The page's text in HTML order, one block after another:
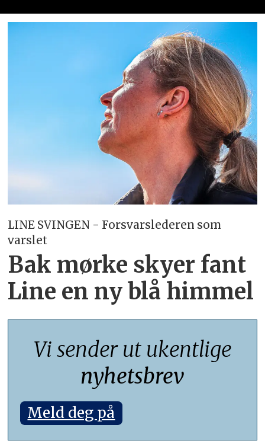
LINE SVINGEN - Forsvarslederen som
varslet
Bak mørke skyer fant
Line en ny blå himmel
Vi sender ut ukentlige
nyhetsbrev
Meld deg på